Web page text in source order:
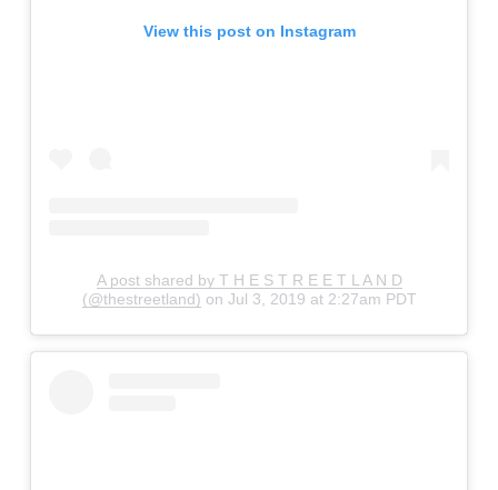
View this post on Instagram
A post shared by T H E S T R E E T L A N D
(@thestreetland) on Jul 3, 2019 at 2:27am PDT